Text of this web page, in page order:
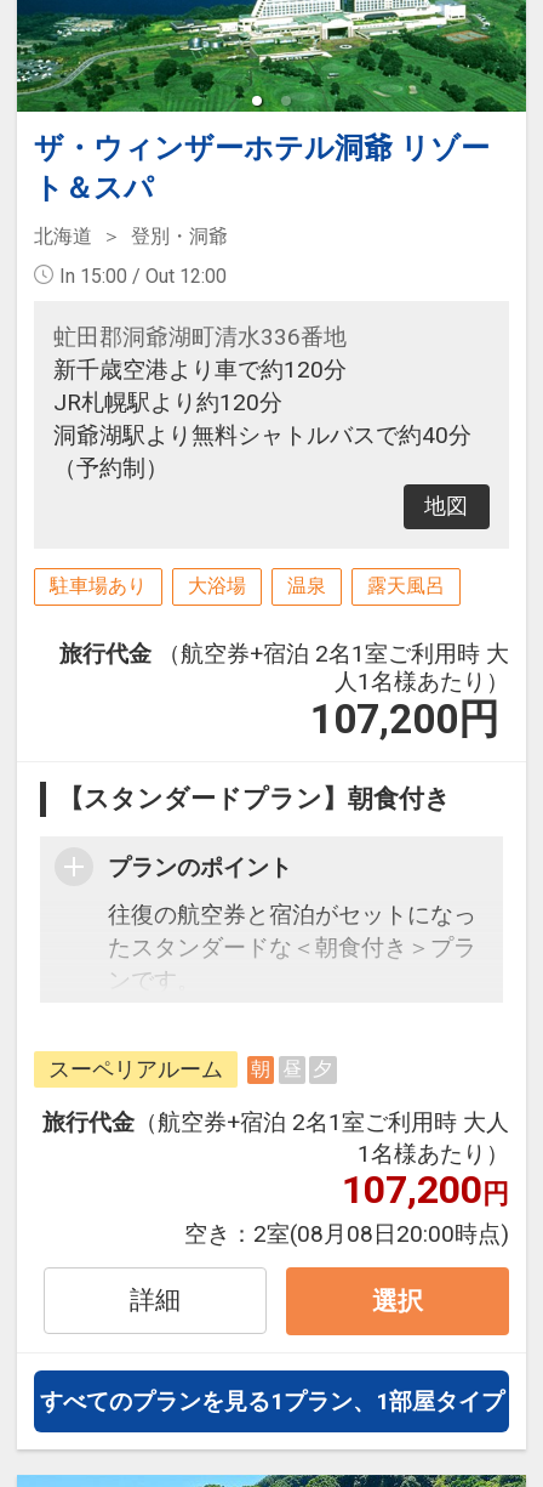
ザ・ウィンザーホテル洞爺 リゾー
ト＆スパ
北海道
登別・洞爺
In 15:00 / Out 12:00
虻田郡洞爺湖町清水336番地
新千歳空港より車で約120分
JR札幌駅より約120分
洞爺湖駅より無料シャトルバスで約40分
（予約制）
地図
駐車場あり 大浴場 温泉 露天風呂
旅行代金
（航空券+宿泊 2名1室ご利用時 大
人1名様あたり）
107,200 円
【スタンダードプラン】朝食付き
プランのポイント
往復の航空券と宿泊がセットになっ
たスタンダードな＜朝食付き＞プラ
ンです。
できるダイナミックパッケージだか
ら、一都市滞在はもちろん周遊旅行
にも最適！
旅行期間中の1泊だけの宿泊や延
泊・飛び泊なども自由自在です。
フライトは、安心のJAL（または
JALグループ）確約！フライトマイ
ル50%貯まります。
オプションでレンタカーや現地交
通・体験プランなどの追加（同時予
約）が可能なプランもございます。
※夕食付プランは事前予約制とな
り、その予約はお客様ご自身にてお
スーペリアルーム 朝 昼 夕
旅行代金 （航空券+宿泊 2名1室ご利用時 大人
1名様あたり）
107,200円
空き： 2室(08月08日20:00時点)
詳細 選択
すべてのプランを見る1プラン、1部屋タイプ